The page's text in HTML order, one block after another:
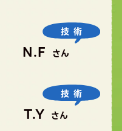
技術
N.F さん
技術
T.Y さん